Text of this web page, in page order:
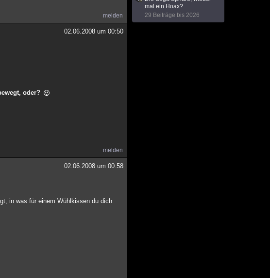
melden
02.06.2008 um 00:50
oder?
melden
02.06.2008 um 00:58
in was für einem Wühlkissen du dich
mal ein Hoax?
29 Beiträge bis 2026